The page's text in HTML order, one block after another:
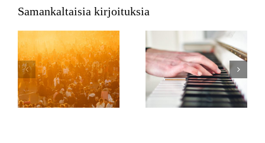
Samankaltaisia kirjoituksia